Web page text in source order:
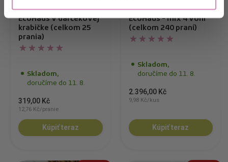
Pracie papieriky mix
EcoHaus v darčekovej
krabičke (celkom 25
prania)
Skladom,
doručíme do 11. 8.
319,00 Kč
12,76 Kč/pranie
Kúpiť teraz
Pracie papieriky
EcoHaus - mix 4 vôní
(celkom 240 praní)
Skladom,
doručíme do 11. 8.
2.396,00 Kč
9,98 Kč/kus
Kúpiť teraz